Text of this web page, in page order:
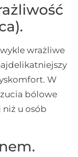
wrażliwe
W
bólowe
niż u osób